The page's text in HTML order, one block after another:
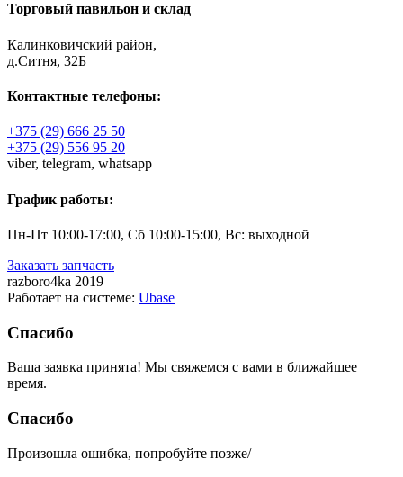
Торговый павильон и склад
Калинковичский район,
д.Ситня, 32Б
Контактные телефоны:
+375 (29) 666 25 50
+375 (29) 556 95 20
viber, telegram, whatsapp
График работы:
Пн-Пт 10:00-17:00, Сб 10:00-15:00, Вс: выходной
Заказать запчасть
razboro4ka 2019
Работает на системе: Ubase
Спасибо
Ваша заявка принята! Мы свяжемся с вами в ближайшее
время.
Спасибо
Произошла ошибка, попробуйте позже/